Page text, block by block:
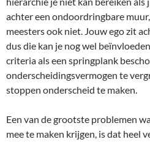
achter een ondoordringbare
meesters ook niet. Jouw ego zit
dus die kan je nog wel
criteria als een springplank
onderscheidingsvermogen te
stoppen onderscheid te maken.
Een van de grootste problemen
mee te maken krijgen, is dat heel